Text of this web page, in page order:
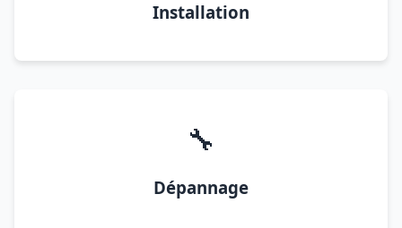
Installation
🔧
Dépannage